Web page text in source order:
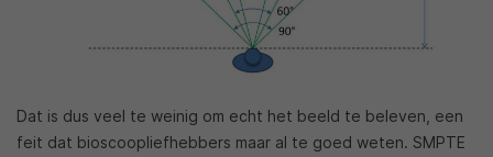
Dat is dus veel te weinig om echt het beeld te beleven, een
feit dat bioscoopliefhebbers maar al te goed weten. SMPTE